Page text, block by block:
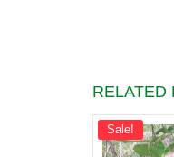
RELATED
Sale!